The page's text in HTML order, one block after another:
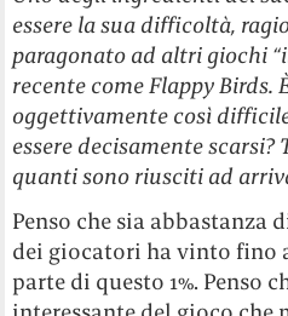
essere la sua difficoltà,
paragonato ad altri giochi
recente come Flappy Birds.
oggettivamente così
essere decisamente
quanti sono riusciti ad
Penso che sia abbastanza
dei giocatori ha vinto fino
parte di questo 1%. Penso